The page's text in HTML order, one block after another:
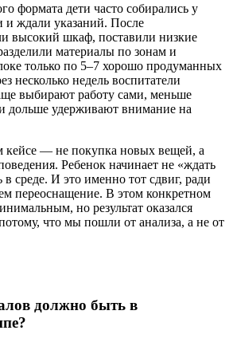
формата дети часто собирались у
и ждали указаний. После
высокий шкаф, поставили низкие
материалы по зонам и
только по 5–7 хорошо продуманных
несколько недель воспитатели
выбирают работу сами, меньше
дольше удерживают внимание на
кейсе — не покупка новых вещей, а
Ребенок начинает не «ждать
в среде. И это именно тот сдвиг, ради
переоснащение. В этом конкретном
но результат оказался
что мы пошли от анализа, а не от
должно быть в